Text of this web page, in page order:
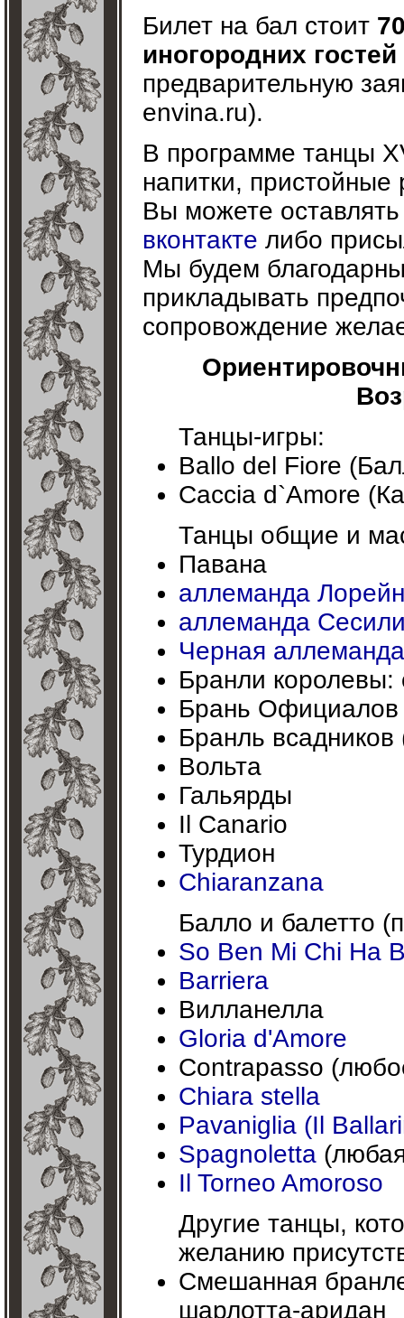
Билет на бал стоит
иногородних гостей
предварительную
envina.ru).
В программе танцы
напитки, пристойные
Вы можете
вконтакте либо
Мы будем
прикладывать
сопровождение
Танцы-игры:
Ballo del Fiore
Caccia d`Amore
Танцы общие и
Павана
аллеманда Лорейн
аллеманда
Черная аллеманда
Бранли королевы:
Брань
Бранль
Вольта
Гальярды
Il Canario
Турдион
Chiaranzana
Балло и балетто
So Ben Mi Chi Ha
Barriera
Вилланелла
Gloria d'Amore
Contrapasso
Chiara stella
Pavaniglia (Il
Spagnoletta
Il Torneo Amoroso
Другие танцы,
желанию
Смешанная
шарлотта-аридан